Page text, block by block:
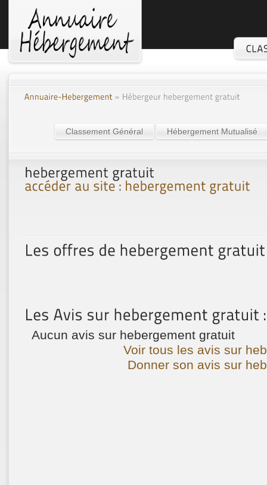
Classement Général Hébergement Mutualisé
Aucun avis sur hebergement gratuit
Voir tous les avis sur
Donner son avis sur